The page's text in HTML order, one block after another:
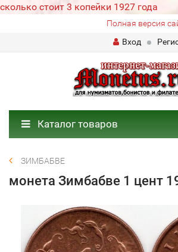
сколько стоит 3 копейки 1927 года
Полная версия
Вход
Каталог товаров
ЗИМБАБВЕ
монета Зимбабве 1 цент